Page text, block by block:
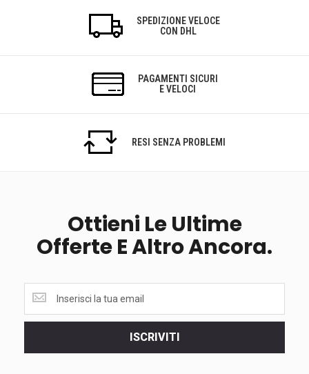
SPEDIZIONE VELOCE
CON DHL
PAGAMENTI SICURI
E VELOCI
RESI SENZA PROBLEMI
Ottieni Le Ultime
Offerte E Altro Ancora.
ultime
ISCRIVITI